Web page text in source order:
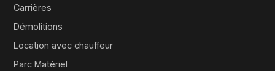
Carrières
Démolitions
Location avec chauffeur
Parc Matériel